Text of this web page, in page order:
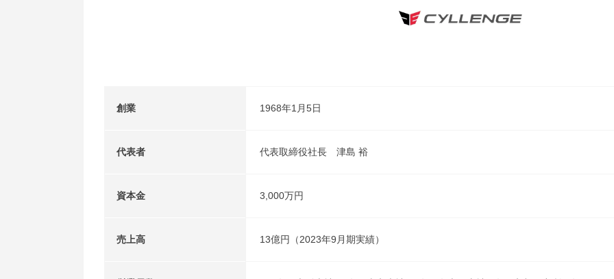
創業 1968年1月5日
代表者 代表取締役社長 津島 裕
資本金 3,000万円
売上高 13億円（2023年9月期実績）